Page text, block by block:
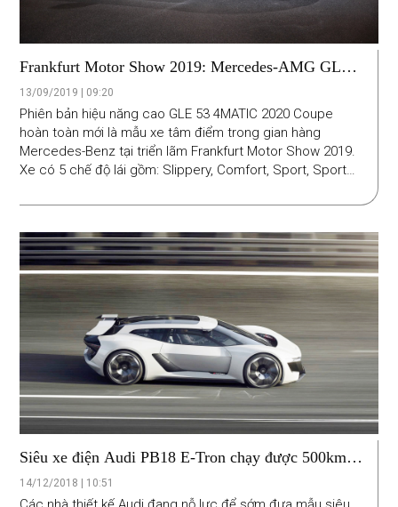
Frankfurt Motor Show 2019: Mercedes-AMG GLE
53 4MATIC 2020 được trang bị những gì ?
13/09/2019 | 09:20
Phiên bản hiệu năng cao GLE 53 4MATIC 2020 Coupe
hoàn toàn mới là mẫu xe tâm điểm trong gian hàng
Mercedes-Benz tại triển lãm Frankfurt Motor Show 2019.
Xe có 5 chế độ lái gồm: Slippery, Comfort, Sport, Sport+,
vượt địa hình gồm Trail và Sand. Hệ dẫn động bốn bánh
Siêu xe điện Audi PB18 E-Tron chạy được 500km
mỗi lần sạc
14/12/2018 | 10:51